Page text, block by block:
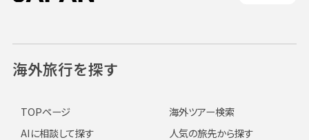
海外旅行を探す
TOPページ
海外ツアー検索
AIに相談して探す
人気の旅先から探す